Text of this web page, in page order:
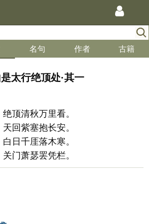
名句 作者 古籍
太行绝顶处·其一
顶清秋万里看。
回紫塞抱长安。
日千厓落木寒。
门萧瑟罢凭栏。